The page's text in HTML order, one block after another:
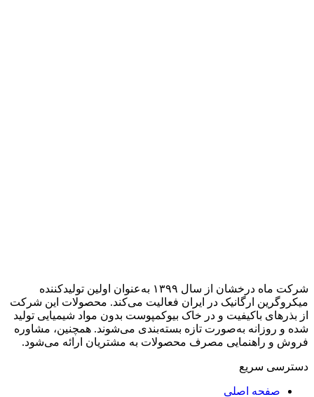
شرکت ماه درخشان از سال ۱۳۹۹ به‌عنوان اولین تولیدکننده
میکروگرین ارگانیک در ایران فعالیت می‌کند. محصولات این شرکت
از بذرهای باکیفیت و در خاک بیوکمپوست بدون مواد شیمیایی تولید
شده و روزانه به‌صورت تازه بسته‌بندی می‌شوند. همچنین، مشاوره
فروش و راهنمایی مصرف محصولات به مشتریان ارائه می‌شود.
دسترسی سریع
صفحه اصلی